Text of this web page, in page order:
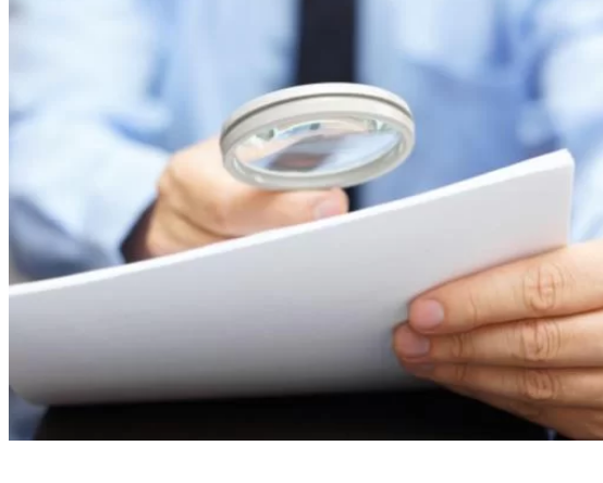
Upadłość konsumencka
Służebność